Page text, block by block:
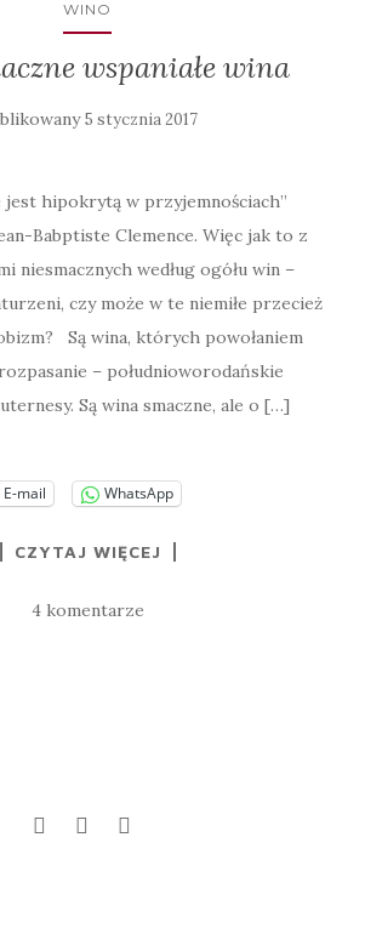
WINO
wspaniałe wina
5 stycznia 2017
jest hipokrytą w przyjemnościach”
Babptiste Clemence. Więc jak to z
niesmacznych według ogółu win –
czy może w te niemiłe przecież
Są wina, których powołaniem
– południoworodańskie
Są wina smaczne, ale o […]
E-mail WhatsApp
CZYTAJ WIĘCEJ
4 komentarze